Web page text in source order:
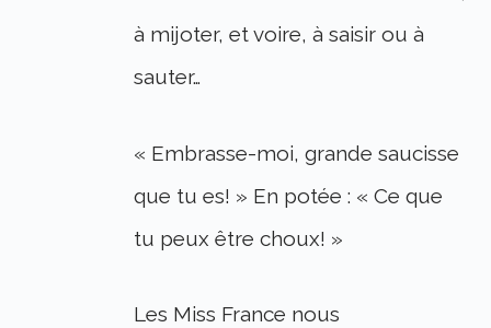
à mijoter, et voire, à saisir ou à
sauter…
« Embrasse-moi, grande saucisse
que tu es! » En potée : « Ce que
tu peux être choux! »
Les Miss France nous